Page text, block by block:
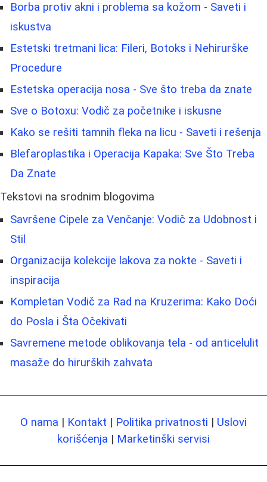
Borba protiv akni i problema sa kožom - Saveti i
iskustva
Estetski tretmani lica: Fileri, Botoks i Nehirurške
Procedure
Estetska operacija nosa - Sve što treba da znate
Sve o Botoxu: Vodič za početnike i iskusne
Kako se rešiti tamnih fleka na licu - Saveti i rešenja
Blefaroplastika i Operacija Kapaka: Sve Što Treba
Da Znate
Tekstovi na srodnim blogovima
Savršene Cipele za Venčanje: Vodič za Udobnost i
Stil
Organizacija kolekcije lakova za nokte - Saveti i
inspiracija
Kompletan Vodič za Rad na Kruzerima: Kako Doći
do Posla i Šta Očekivati
Savremene metode oblikovanja tela - od anticelulit
masaže do hirurških zahvata
O nama | Kontakt | Politika privatnosti | Uslovi
korišćenja | Marketinški servisi